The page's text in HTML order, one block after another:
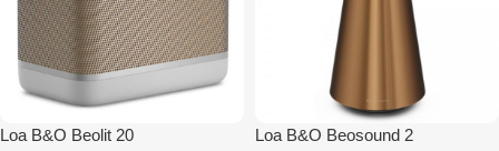
Loa B&O Beolit 20 Loa B&O Beosound 2